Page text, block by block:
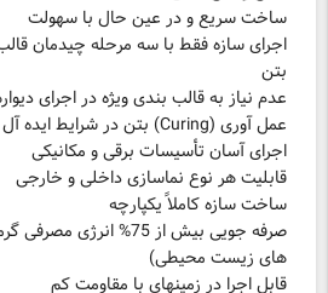
اجرای سازه فقط با سه مرحله چیدمان
صرفه جویی بیش از 75%